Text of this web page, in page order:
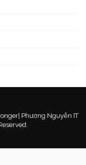
Phương Nguyễn IT